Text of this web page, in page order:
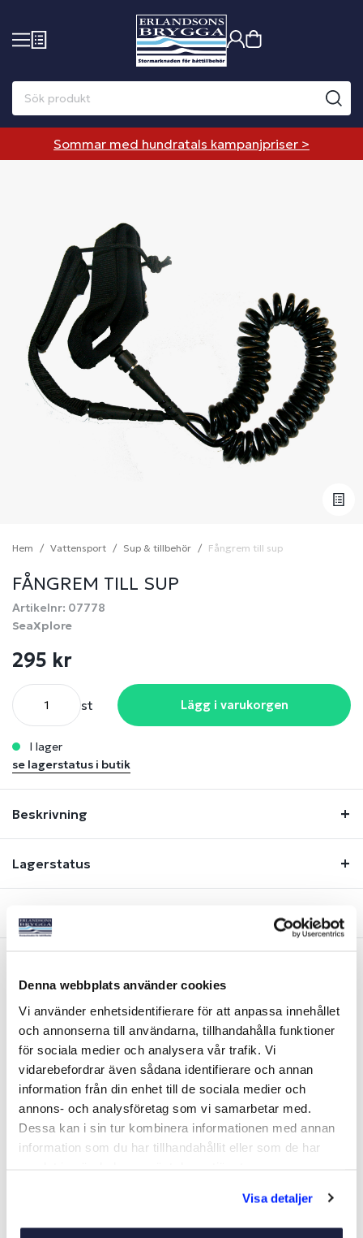
Denna webbplats använder cookies
Vi använder enhetsidentifierare för att anpassa innehållet
och annonserna till användarna, tillhandahålla funktioner
för sociala medier och analysera vår trafik. Vi
vidarebefordrar även sådana identifierare och annan
information från din enhet till de sociala medier och
annons- och analysföretag som vi samarbetar med.
Dessa kan i sin tur kombinera informationen med annan
information som du har tillhandahållit eller som de har
Visa detaljer
Sommar med hundratals kampanjpriser >
Hem Vattensport Sup & tillbehör Fångrem till sup
FÅNGREM TILL SUP
Artikelnr: 07778
SeaXplore
295 kr
st Lägg i varukorgen
i lager
se lagerstatus i butik
Beskrivning
Lagerstatus
Liknande produkter
Art nr: 07678
SUP SEAXPLORE 290 PRO
Art nr: 07776